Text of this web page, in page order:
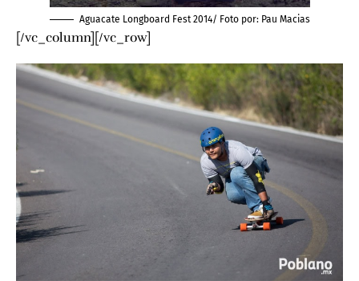
Aguacate Longboard Fest 2014/ Foto por: Pau Macias
[/vc_column][/vc_row]